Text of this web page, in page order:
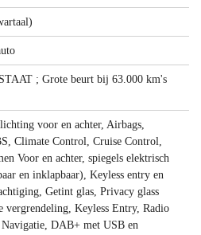
; Grote beurt bij 63.000 km's
voor en achter, Airbags,
Climate Control, Cruise Control,
Voor en achter, spiegels elektrisch
en inklapbaar), Keyless entry en
Getint glas, Privacy glass
vergrendeling, Keyless Entry, Radio
DAB+ met USB en